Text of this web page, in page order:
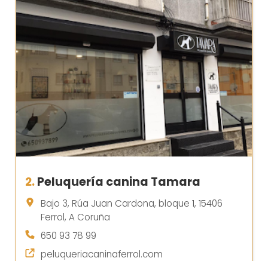
2.Peluquería canina Tamara
Bajo 3, Rúa Juan Cardona, bloque 1, 15406
Ferrol, A Coruña
650 93 78 99
peluqueriacaninaferrol.com